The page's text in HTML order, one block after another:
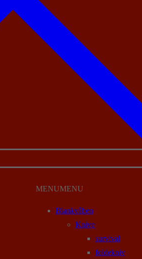
MENUMENU
Blankvåben
Knive
survival
foldekniv